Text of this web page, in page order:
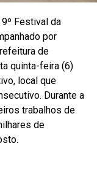
Festival da
por
de
quinta-feira (6)
local que
Durante a
trabalhos de
de